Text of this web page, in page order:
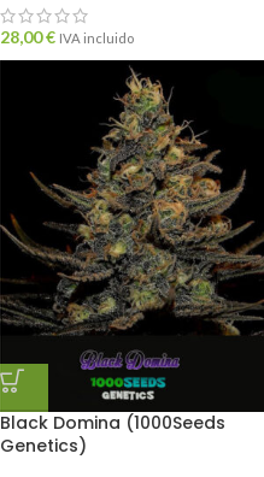
28,00€ IVA incluido
Black Domina (1000Seeds
Genetics)